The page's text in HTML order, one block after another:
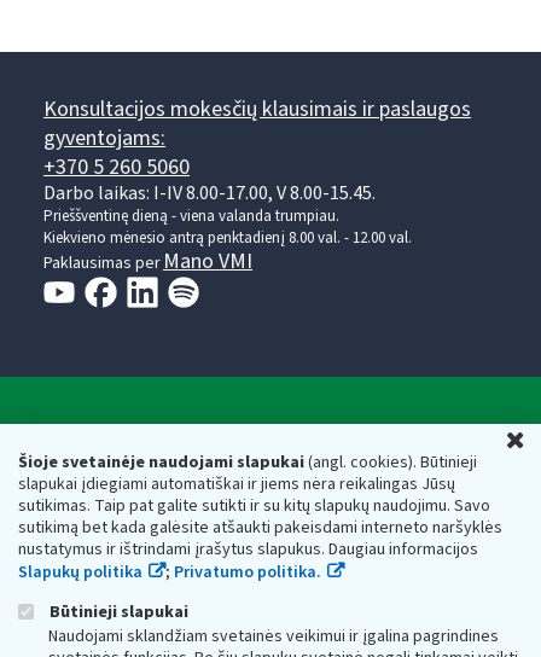
Šioje svetainėje naudojami slapukai(angl. cookies). Būtinieji
slapukai įdiegiami automatiškai ir jiems nėra reikalingas Jūsų
sutikimas. Taip pat galite sutikti ir su kitų slapukų naudojimu. Savo
sutikimą bet kada galėsite atšaukti pakeisdami interneto naršyklės
nustatymus ir ištrindami įrašytus slapukus. Daugiau informacijos
Slapukų politika
; Privatumo politika.
Būtinieji slapukai
Naudojami sklandžiam svetainės veikimui ir įgalina pagrindines
Konsultacijos mokesčių klausimais ir paslaugos
gyventojams:
+370 5 260 5060
Darbo laikas: I-IV 8.00-17.00, V 8.00-15.45.
Prieššventinę dieną - viena valanda trumpiau.
Kiekvieno mėnesio antrą penktadienį 8.00 val. - 12.00 val.
Paklausimas per Mano VMI
Respublikos finansų ministerijos
Biudžetinė įstaiga. Juridinio asmens kodas — 188659752,
adresas: Vasario 16-osios g. 14, 01107 Vilnius, Lietuva, el.paštas:
vmi@vmi.lt, E. pristatymo dėžutės adresas 188659752
Duomenys apie Valstybinę mokesčių inspekciją prie Lietuvos
Respublikos finansų ministerijos kaupiami ir saugomi Juridinių